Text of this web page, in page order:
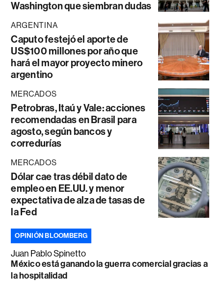
Washington que siembran dudas
ARGENTINA
Caputo festejó el aporte de
US$100 millones por año que
hará el mayor proyecto minero
argentino
MERCADOS
Petrobras, Itaú y Vale: acciones
recomendadas en Brasil para
agosto, según bancos y
corredurías
MERCADOS
Dólar cae tras débil dato de
empleo en EE.UU. y menor
expectativa de alza de tasas de
la Fed
OPINIÓN BLOOMBERG
Juan Pablo Spinetto
México está ganando la guerra comercial gracias a
la hospitalidad